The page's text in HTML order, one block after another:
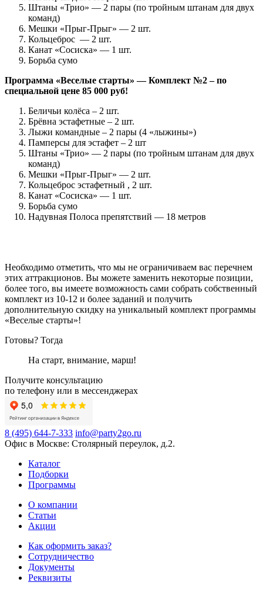
Штаны «Трио» — 2 пары (по тройным штанам для двух
команд)
Мешки «Прыг-Прыг» — 2 шт.
Кольцеброс — 2 шт.
Канат «Сосиска» — 1 шт.
Борьба сумо
Программа «Веселые старты» — Комплект №2 – по
специальной цене 85 000 руб!
Беличьи колёса – 2 шт.
Брёвна эстафетные – 2 шт.
Лыжи командные – 2 пары (4 «лыжины»)
Памперсы для эстафет – 2 шт
Штаны «Трио» — 2 пары (по тройным штанам для двух
команд)
Мешки «Прыг-Прыг» — 2 шт.
Кольцеброс эстафетный , 2 шт.
Канат «Сосиска» — 1 шт.
Борьба сумо
Надувная Полоса препятствий — 18 метров
Необходимо отметить, что мы не ограничиваем вас перечнем
этих аттракционов. Вы можете заменить некоторые позиции,
более того, вы имеете возможность сами собрать собственный
комплект из 10-12 и более заданий и получить
дополнительную скидку на уникальный комплект программы
«Веселые старты»!
Готовы? Тогда
На старт, внимание, марш!
Получите консультацию
по телефону или в мессенджерах
8 (495) 644-7-333 info@party2go.ru
Офис в Москве: Столярный переулок, д.2.
Каталог
Подборки
Программы
О компании
Статьи
Акции
Как оформить заказ?
Сотрудничество
Документы
Реквизиты